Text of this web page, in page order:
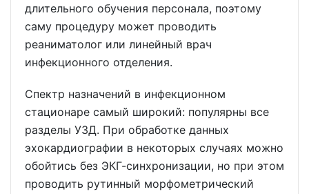
длительного обучения персонала, поэтому
саму процедуру может проводить
реаниматолог или линейный врач
инфекционного отделения.
Спектр назначений в инфекционном
стационаре самый широкий: популярны все
разделы УЗД. При обработке данных
эхокардиографии в некоторых случаях можно
обойтись без ЭКГ-синхронизации, но при этом
проводить рутинный морфометрический